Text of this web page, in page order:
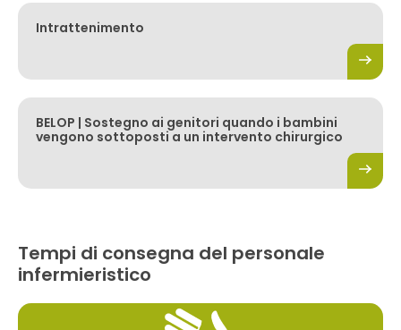
Intrattenimento
BELOP | Sostegno ai genitori quando i bambini
vengono sottoposti a un intervento chirurgico
Tempi di consegna del personale
infermieristico